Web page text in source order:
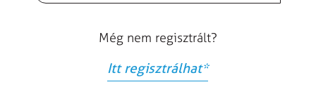
Még nem regisztrált?
Itt regisztrálhat*